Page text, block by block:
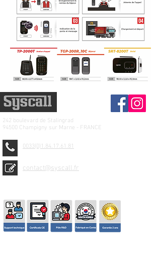
242 boulevard de Stalingrad
94500 Champigny sur Marne - FRANCE
0033(0)1.84.17.61.81
contact@syscall.fr